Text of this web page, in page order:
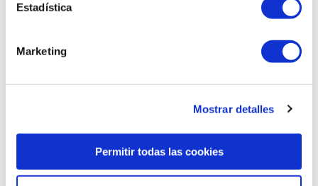
Estadística
Marketing
Mostrar detalles
Permitir todas las cookies